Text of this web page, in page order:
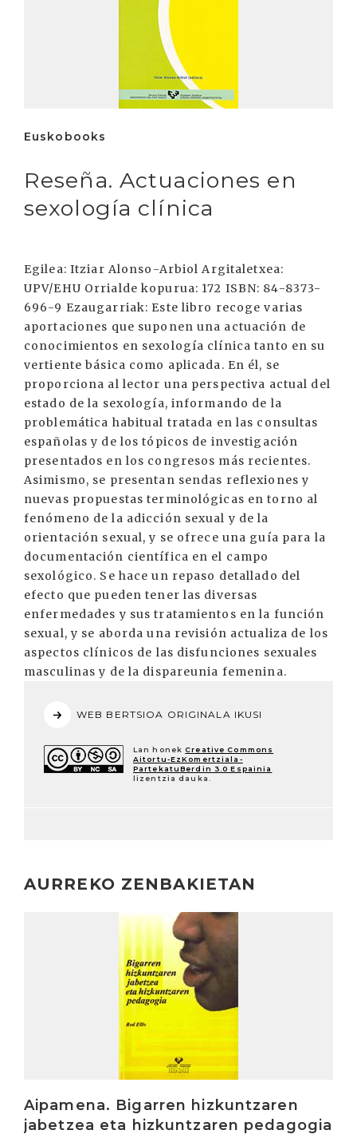
Euskobooks
Reseña. Actuaciones en
sexología clínica
Egilea: Itziar Alonso-Arbiol Argitaletxea:
UPV/EHU Orrialde kopurua: 172 ISBN: 84-8373-
696-9 Ezaugarriak: Este libro recoge varias
aportaciones que suponen una actuación de
conocimientos en sexología clínica tanto en su
vertiente básica como aplicada. En él, se
proporciona al lector una perspectiva actual del
estado de la sexología, informando de la
problemática habitual tratada en las consultas
españolas y de los tópicos de investigación
presentados en los congresos más recientes.
Asimismo, se presentan sendas reflexiones y
nuevas propuestas terminológicas en torno al
fenómeno de la adicción sexual y de la
orientación sexual, y se ofrece una guía para la
documentación científica en el campo
sexológico. Se hace un repaso detallado del
efecto que pueden tener las diversas
enfermedades y sus tratamientos en la función
sexual, y se aborda una revisión actualiza de los
aspectos clínicos de las disfunciones sexuales
masculinas y de la dispareunia femenina.
WEB BERTSIOA ORIGINALA IKUSI
Lan honek Creative Commons
Aitortu-EzKomertziala-
PartekatuBerdin 3.0 Espainia
lizentzia dauka.
AURREKO ZENBAKIETAN
Aipamena. Bigarren hizkuntzaren
jabetzea eta hizkuntzaren pedagogia